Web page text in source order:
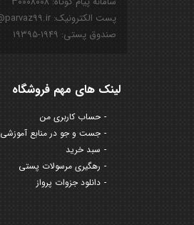
پست الکترونیک: info@parvaz99.ir
صندوق پستی: ۱۹۴۹-۱۹۳۹۵
لینک های مهم فروشگاه
حساب کاربری من
جست و جو در منابع آموزشی
سبد خرید
رهگیری مرسولات پستی
دانلود جزوات پرواز